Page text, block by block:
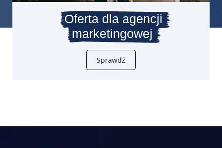
Oferta dla agencji
marketingowej
Sprawdź